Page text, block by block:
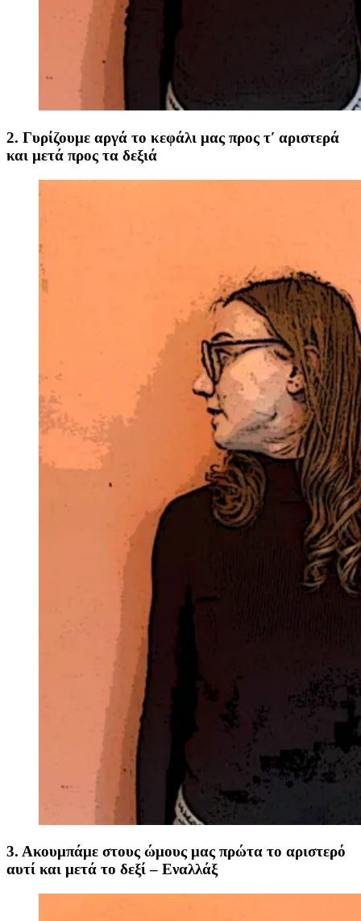
2. Γυρίζουμε αργά το κεφάλι μας προς τ′ αριστερά
και μετά προς τα δεξιά
3. Ακουμπάμε στους ώμους μας πρώτα το αριστερό
αυτί και μετά το δεξί – Εναλλάξ